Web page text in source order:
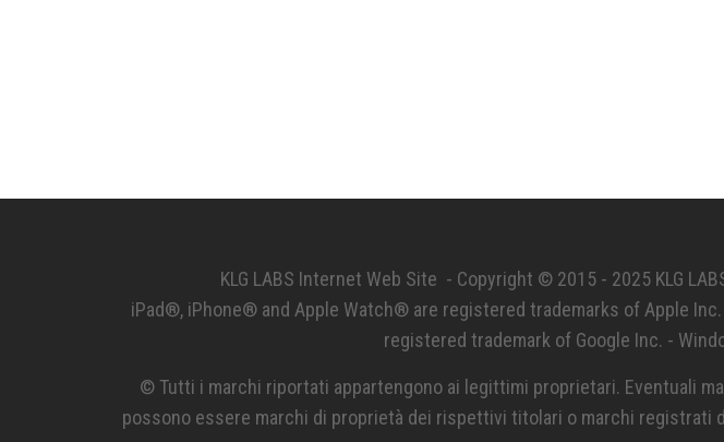
KLG LABS Internet Web Site - Copyright © 2015 - 2025 KLG
iPad®, iPhone® and Apple Watch® are registered trademarks of Apple
registered trademark of Google Inc. -
© Tutti i marchi riportati appartengono ai legittimi proprietari. Eventuali
possono essere marchi di proprietà dei rispettivi titolari o marchi